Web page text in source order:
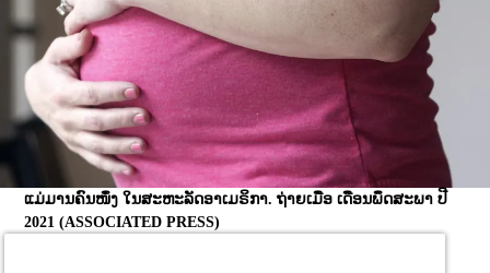
ແມ່ມານຄົນໜຶ່ງ ໃນສະຫະລັດອາເມຣິກາ. ຖ່າຍເມື່ອ ເດືອນພຶດສະພາ ປີ
2021(ASSOCIATED PRESS)